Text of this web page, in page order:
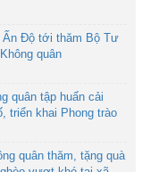
Ấn Độ tới thăm Bộ Tư
quân
quân tập huấn cải
triển khai Phong trào
quân thăm, tặng quà